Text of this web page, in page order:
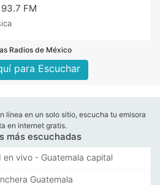
FM
Radios de México
para Escuchar
línea en un solo sitio, escucha tu emisora
en internet gratis.
más escuchadas
en vivo - Guatemala capital
Guatemala